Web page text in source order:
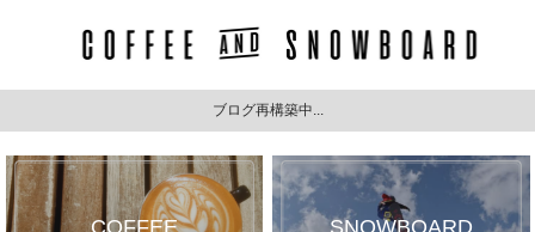
ブログ再構築中...
COFFEE SNOWBOARD